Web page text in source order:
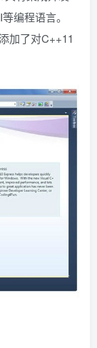
编程语言。
加了对C++11